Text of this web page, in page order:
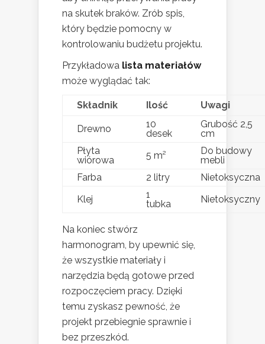
na skutek braków. Zrób spis,
który będzie pomocny w
kontrolowaniu budżetu projektu.
Przykładowa lista materiałów
może wyglądać tak:
Składnik Ilość Uwagi
Drewno
10
desek
Grubość 2,5
cm
Płyta
wiórowa
5 m²
Do budowy
mebli
Farba
2 litry
Nietoksyczna
Klej
1
tubka
Nietoksyczny
Na koniec stwórz
harmonogram, by upewnić się,
że wszystkie materiały i
narzędzia będą gotowe przed
rozpoczęciem pracy. Dzięki
temu zyskasz pewność, że
projekt przebiegnie sprawnie i
bez przeszkód.